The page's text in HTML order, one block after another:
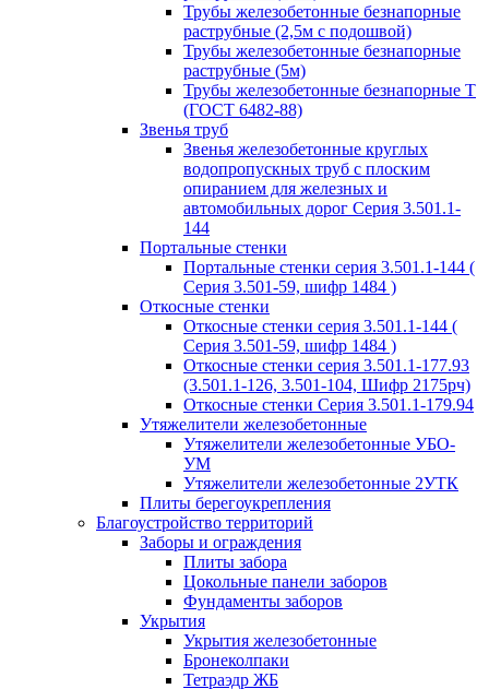
Трубы железобетонные безнапорные
раструбные (2,5м с подошвой)
Трубы железобетонные безнапорные
раструбные (5м)
Трубы железобетонные безнапорные Т
(ГОСТ 6482-88)
Звенья труб
Звенья железобетонные круглых
водопропускных труб с плоским
опиранием для железных и
автомобильных дорог Серия 3.501.1-
144
Портальные стенки
Портальные стенки серия 3.501.1-144 (
Серия 3.501-59, шифр 1484 )
Откосные стенки
Откосные стенки серия 3.501.1-144 (
Серия 3.501-59, шифр 1484 )
Откосные стенки серия 3.501.1-177.93
(3.501.1-126, 3.501-104, Шифр 2175рч)
Откосные стенки Серия 3.501.1-179.94
Утяжелители железобетонные
Утяжелители железобетонные УБО-
УМ
Утяжелители железобетонные 2УТК
Плиты берегоукрепления
Благоустройство территорий
Заборы и ограждения
Плиты забора
Цокольные панели заборов
Фундаменты заборов
Укрытия
Укрытия железобетонные
Бронеколпаки
Тетраэдр ЖБ